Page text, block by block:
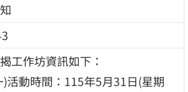
工作坊資訊如下：
)活動時間：115年5月31日(星期